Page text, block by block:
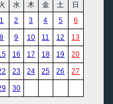
水 木 金 土
日
1
2 3 4 5 6
8 9 10 11 12 13
16 17 18 19 20
23 24 25 26 27
30